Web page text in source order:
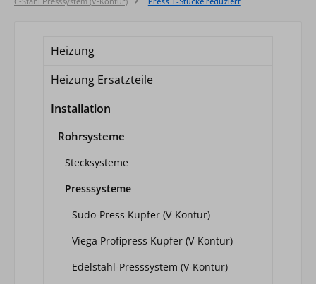
Heizung
Heizung Ersatzteile
Installation
Rohrsysteme
Stecksysteme
Presssysteme
Sudo-Press Kupfer (V-Kontur)
Viega Profipress Kupfer (V-Kontur)
Edelstahl-Presssystem (V-Kontur)